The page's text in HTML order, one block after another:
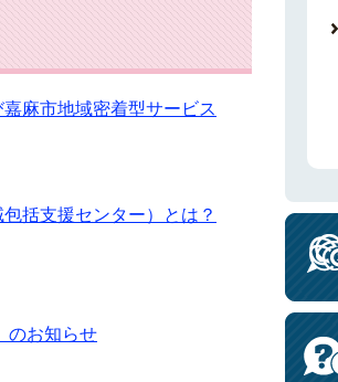
麻市地域密着型サービス
括支援センター）とは？
のお知らせ